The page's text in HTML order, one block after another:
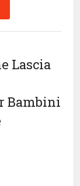
Lascia
Bambini